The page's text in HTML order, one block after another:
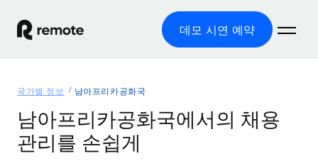
데모 시연 예약
글로벌 고용
솔루션
국가별 정보 남아프리카공화국
남아프리카공화국에서의 채용
관리를 손쉽게